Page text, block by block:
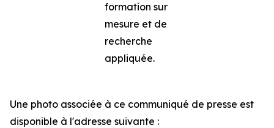
formation sur
mesure et de
recherche
appliquée.
Une photo associée à ce communiqué de presse est
disponible à l'adresse suivante :